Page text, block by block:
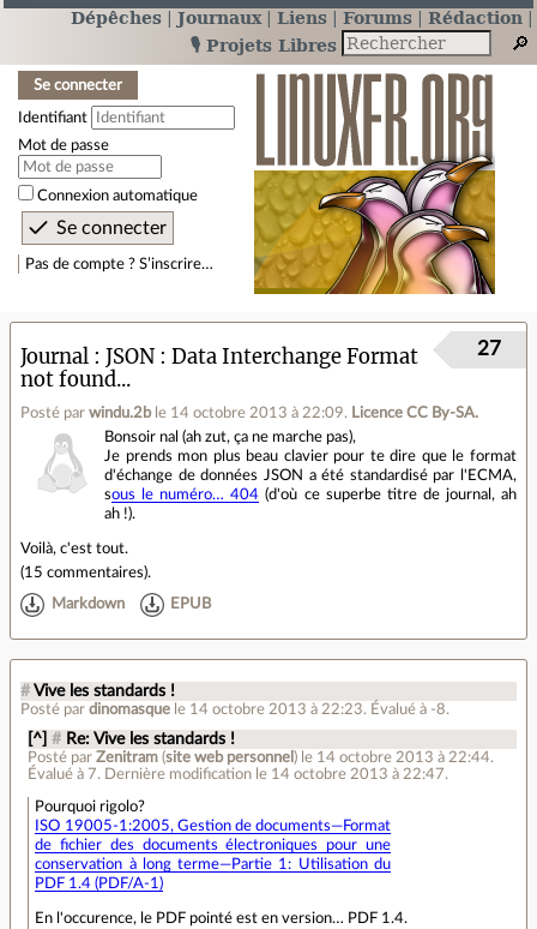
Dépêches Journaux Liens Forums
Rédaction
🎙️ Projets Libres
Se connecter
Identifiant
Mot de passe
Connexion automatique
Pas de compte ? S’inscrire…
Journal
JSON : Data Interchange Format
not found...
Posté par windu.2b le 14 octobre 2013 à 22:09. Licence CC By‑SA.
27
Bonsoir nal (ah zut, ça ne marche pas),
Je prends mon plus beau clavier pour te dire que le format
d'échange de données JSON a été standardisé par l'ECMA,
sous le numéro… 404 (d'où ce superbe titre de journal, ah
ah !).
Voilà, c'est tout.
(15 commentaires).
Markdown EPUB
# Vive les standards !
Posté par dinomasque le 14 octobre 2013 à 22:23. Évalué à -8.
[^] # Re: Vive les standards !
Posté parZenitram (site web personnel ) le 14 octobre 2013 à 22:44.
Évalué à7. Dernière modification le 14 octobre 2013 à 22:47.
Pourquoi rigolo?
ISO 19005-1:2005, Gestion de documents—Format
de fichier des documents électroniques pour une
conservation à long terme—Partie 1: Utilisation du
PDF 1.4 (PDF/A-1)
En l'occurence, le PDF pointé est en version… PDF 1.4.